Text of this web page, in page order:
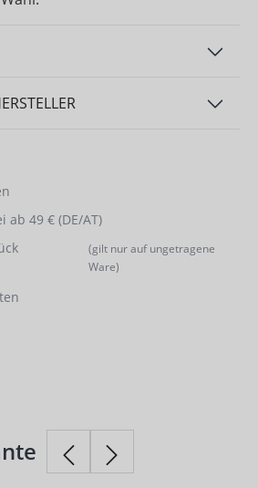
ab 49 € (DE/AT)
(gilt nur auf ungetragene
Ware)